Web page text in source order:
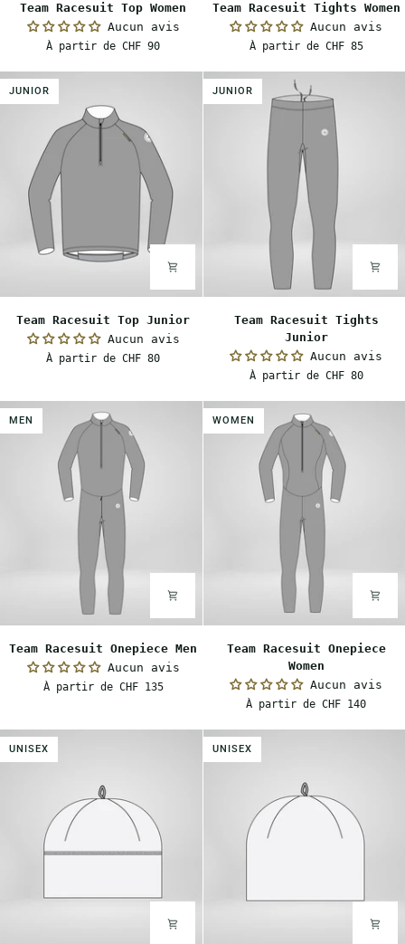
Racesuit
Top
Team Racesuit Top Women
Aucun avis
À partir de CHF 90
Racesuit
Tights
Team Racesuit Tights Women
Aucun avis
À partir de CHF 85
JUNIOR
Racesuit
Top
Junior
Team Racesuit Top Junior
Aucun avis
À partir de CHF 80
JUNIOR
Racesuit
Junior
Team Racesuit Tights
Junior
Aucun avis
À partir de CHF 80
MEN
Onepiece
Team Racesuit Onepiece Men
Aucun avis
À partir de CHF 135
WOMEN
Women
Team Racesuit Onepiece
Women
Aucun avis
À partir de CHF 140
UNISEX UNISEX